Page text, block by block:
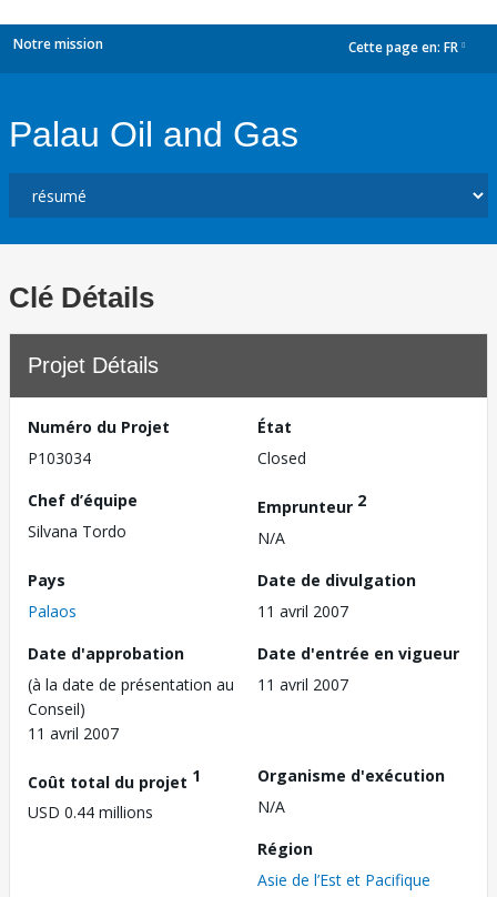
Notre mission Cette page en: FR
Palau Oil and Gas
Clé Détails
Projet Détails
Numéro du Projet
P103034
État
Closed
Chef d’équipe
Silvana Tordo
Emprunteur 2
N/A
Pays
Palaos
Date de divulgation
11 avril 2007
Date d'approbation
(à la date de présentation au
Conseil)
11 avril 2007
Date d'entrée en vigueur
11 avril 2007
Coût total du projet 1
USD 0.44 millions
Organisme d'exécution
N/A
Région
Asie de l’Est et Pacifique